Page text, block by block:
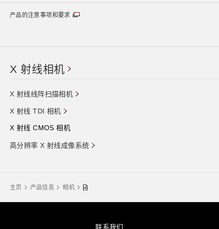
产品的注意事项和要求
X 射线相机
X 射线线阵扫描相机
X 射线 TDI 相机
X 射线 CMOS 相机
高分辨率 X 射线成像系统
主页 产品信息 相机
联系我们